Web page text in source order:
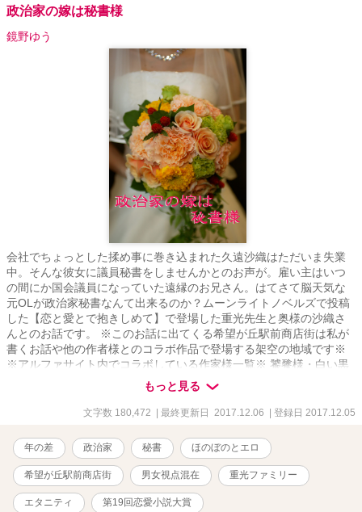
政治家の嫁は秘書様
鏡野ゆう
会社でちょっとした揉め事に巻き込まれた久遠沙織はただいま失業
中。そんな彼女に議員秘書をしませんかとのお声が。雇い主はいつ
の間にか国会議員になっていた遠縁のお兄さん。はてさて脳天気な
元OLが政治家秘書なんて出来るのか？ムーンライトノベルズで投稿
した【恋と愛とで抱きしめて】で登場した重光先生と奥様の沙織さ
んとのお話です。 ※このお話に出てくる希望が丘駅前商店街は私が
書くお話や他の作者様とのコラボ作品で登場する架空の地域です※
※アルファサイト内でコラボしている作家様一覧※ 饕餮様・白い黒
猫様・神山 備様・篠宮 楓様・たかはし 葵様(平成２９年１２月
もっと見る
文字数 180,472 | 最終更新日 2017.12.06 | 登録日 2017.12.05
年の差 政治家 秘書 ほのぼのとエロ
希望が丘駅前商店街 男女視点混在 重光ファミリー
エタニティ 第19回恋愛小説大賞